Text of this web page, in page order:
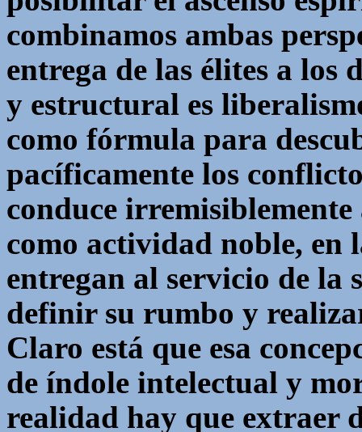
combinamos ambas
entrega de las élites a los
y estructural es
como fórmula para
pacíficamente los
conduce
como actividad noble, en
entregan al servicio de la
definir su rumbo y
Claro está que esa
de índole intelectual y
realidad hay que extraer